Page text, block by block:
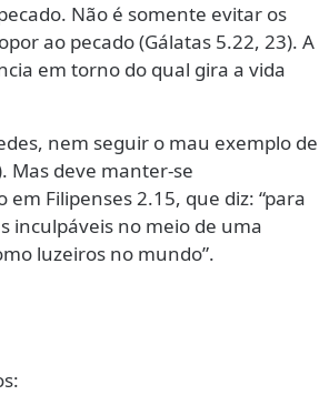
Não é somente evitar os
ao pecado (Gálatas 5.22, 23). A
em torno do qual gira a vida
nem seguir o mau exemplo de
Mas deve manter-se
Filipenses 2.15, que diz: “para
inculpáveis no meio de uma
luzeiros no mundo”.